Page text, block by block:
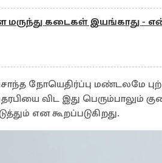
மருந்து கடைகள் இயங்காது -
நோயெதிர்ப்பு மண்டலமே
விட இது பெரும்பாலும்
என கூறப்படுகிறது.